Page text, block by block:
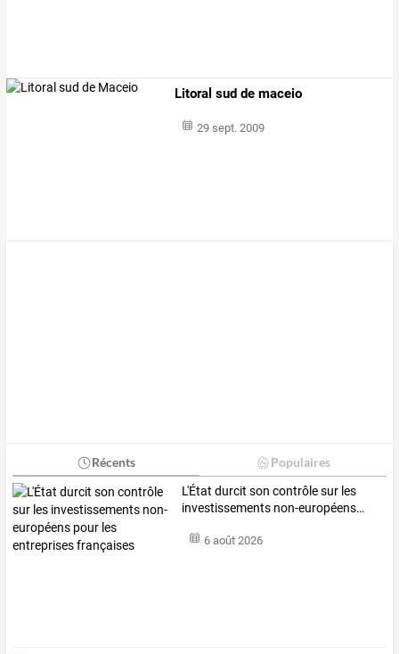
Litoral sud de maceio
29 sept. 2009
Récents Populaires
L'État durcit son contrôlesur les
investissements non-européens…
6 août 2026